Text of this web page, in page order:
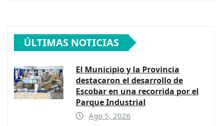
ÚLTIMAS NOTICIAS
El Municipio y la Provincia
destacaron el desarrollo de
Escobar en una recorrida por el
Parque Industrial
Ago 5, 2026